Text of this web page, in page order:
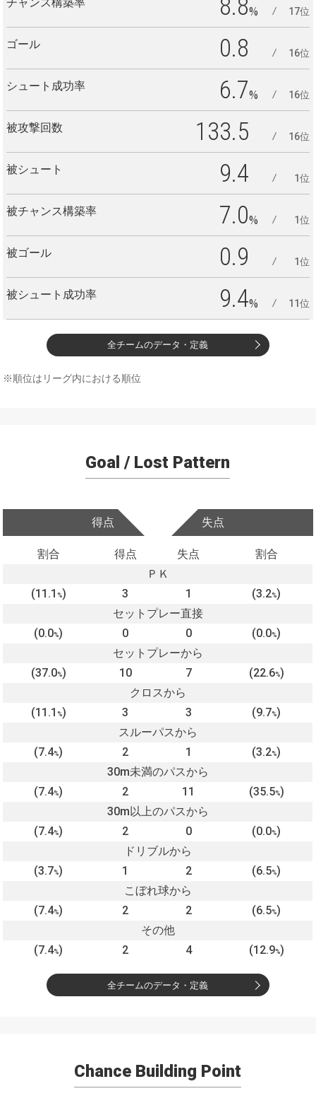
8.8% 17位
ゴール 0.8 16位
シュート成功率 6.7% 16位
被攻撃回数 133.5 16位
被シュート 9.4 1位
被チャンス構築率 7.0% 1位
被ゴール 0.9 1位
被シュート成功率 9.4% 11位
全チームのデータ・定義
※順位はリーグ内における順位
Goal / Lost Pattern
得点 失点
割合 得点 失点
割合
ＰＫ
(11.1 %) 3 1 (3.2%)
セットプレー直接
(0.0%) 0 0 (0.0%)
セットプレーから
(37.0%) 10 7 (22.6%)
クロスから
(11.1 %) 3 3 (9.7%)
スルーパスから
(7.4%) 2 1 (3.2%)
30m未満のパスから
(7.4%) 2 11 (35.5%)
30m以上のパスから
(7.4%) 2 0 (0.0%)
ドリブルから
(3.7%) 1 2 (6.5%)
こぼれ球から
(7.4%) 2 2 (6.5%)
その他
(7.4%) 2 4 (12.9%)
全チームのデータ・定義
Chance Building Point